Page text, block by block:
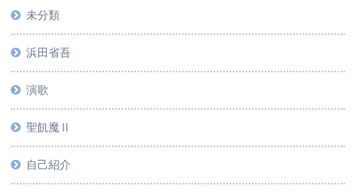
未分類
浜田省吾
演歌
聖飢魔Ⅱ
自己紹介